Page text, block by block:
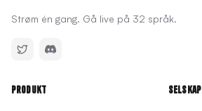
Strøm én gang. Gå live på 32 språk.
Produkt Selskap